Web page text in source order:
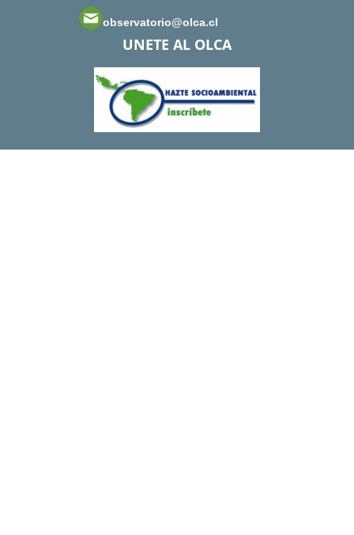
observatorio@olca.cl
UNETE AL OLCA